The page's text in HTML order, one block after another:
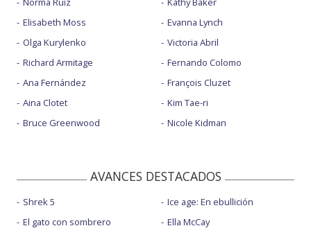
Elisabeth Moss
Olga Kurylenko
Richard Armitage
Ana Fernández
Aina Clotet
Bruce Greenwood
Evanna Lynch
Victoria Abril
Fernando Colomo
François Cluzet
Kim Tae-ri
Nicole Kidman
AVANCES DESTACADOS
Shrek 5
El gato con sombrero
Ice age: En ebullición
Ella McCay